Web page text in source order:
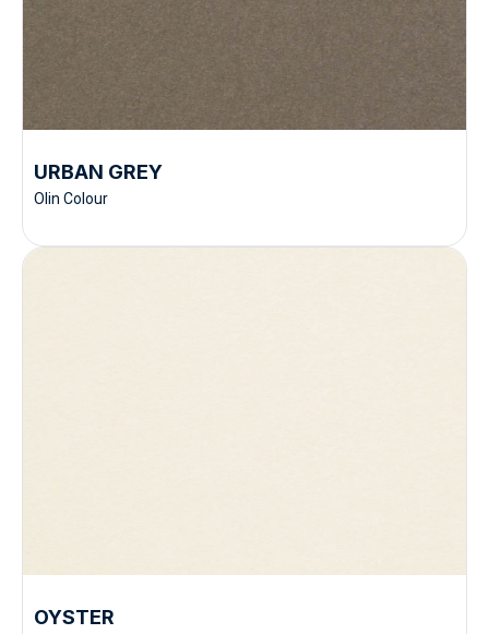
URBAN GREY
Olin Colour
OYSTER